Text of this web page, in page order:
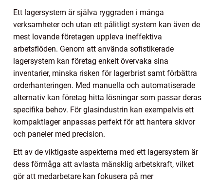
Ett lagersystem är själva ryggraden i många
verksamheter och utan ett pålitligt system kan även de
mest lovande företagen uppleva ineffektiva
arbetsflöden. Genom att använda sofistikerade
lagersystem kan företag enkelt övervaka sina
inventarier, minska risken för lagerbrist samt förbättra
orderhanteringen. Med manuella och automatiserade
alternativ kan företag hitta lösningar som passar deras
specifika behov. För glasindustrin kan exempelvis ett
kompaktlager anpassas perfekt för att hantera skivor
och paneler med precision.
Ett av de viktigaste aspekterna med ett lagersystem är
dess förmåga att avlasta mänsklig arbetskraft, vilket
gör att medarbetare kan fokusera på mer